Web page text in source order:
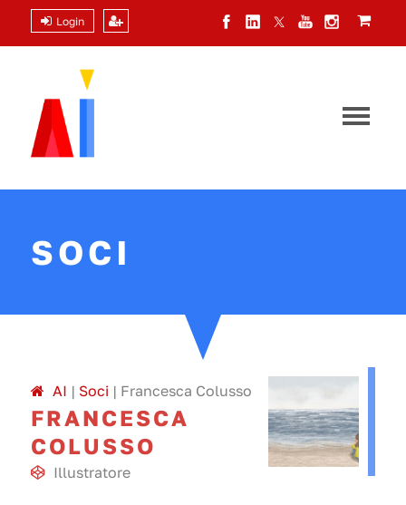
Login
SOCI
AI | Soci | Francesca Colusso
FRANCESCA
COLUSSO
Illustratore